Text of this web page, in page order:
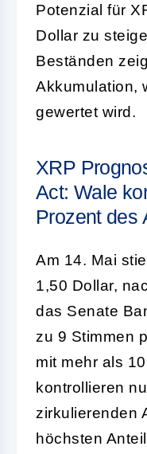
Potenzial für
Dollar zu
Beständen
Akkumulation,
gewertet wird.
XRP
Act: Wale
Prozent des
Am 14. Mai
1,50 Dollar,
das Senate
zu 9 Stimmen
mit mehr als
kontrollieren
zirkulierenden
höchsten